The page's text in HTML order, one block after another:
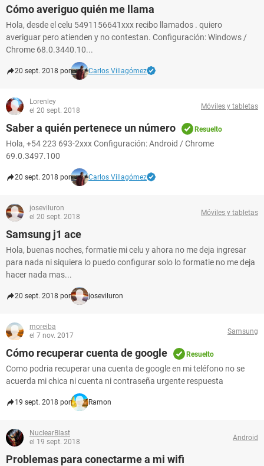
Cómo averiguo quién me llama
Hola, desde el celu 5491156641xxx recibo llamados . quiero
averiguar pero atienden y no contestan. Configuración: Windows /
Chrome 68.0.3440.10...
20 sept. 2018 por Carlos Villagómez
Lorenley
el 20 sept. 2018
Móviles y tabletas
Saber a quién pertenece un número Resuelto
Hola, +54 223 693-2xxx Configuración: Android / Chrome
69.0.3497.100
20 sept. 2018 por Carlos Villagómez
joseviluron
el 20 sept. 2018
Móviles y tabletas
Samsung j1 ace
Hola, buenas noches, formatie mi celu y ahora no me deja ingresar
para nada ni siquiera lo puedo configurar solo lo formatie no me deja
hacer nada mas...
20 sept. 2018 por joseviluron
moreiba
el 7 nov. 2017
Samsung
Cómo recuperar cuenta de google Resuelto
Como podria recuperar una cuenta de google en mi teléfono no se
acuerda mi chica ni cuenta ni contraseña urgente respuesta
19 sept. 2018 por Ramon
NuclearBlast
el 19 sept. 2018
Android
Problemas para conectarme a mi wifi